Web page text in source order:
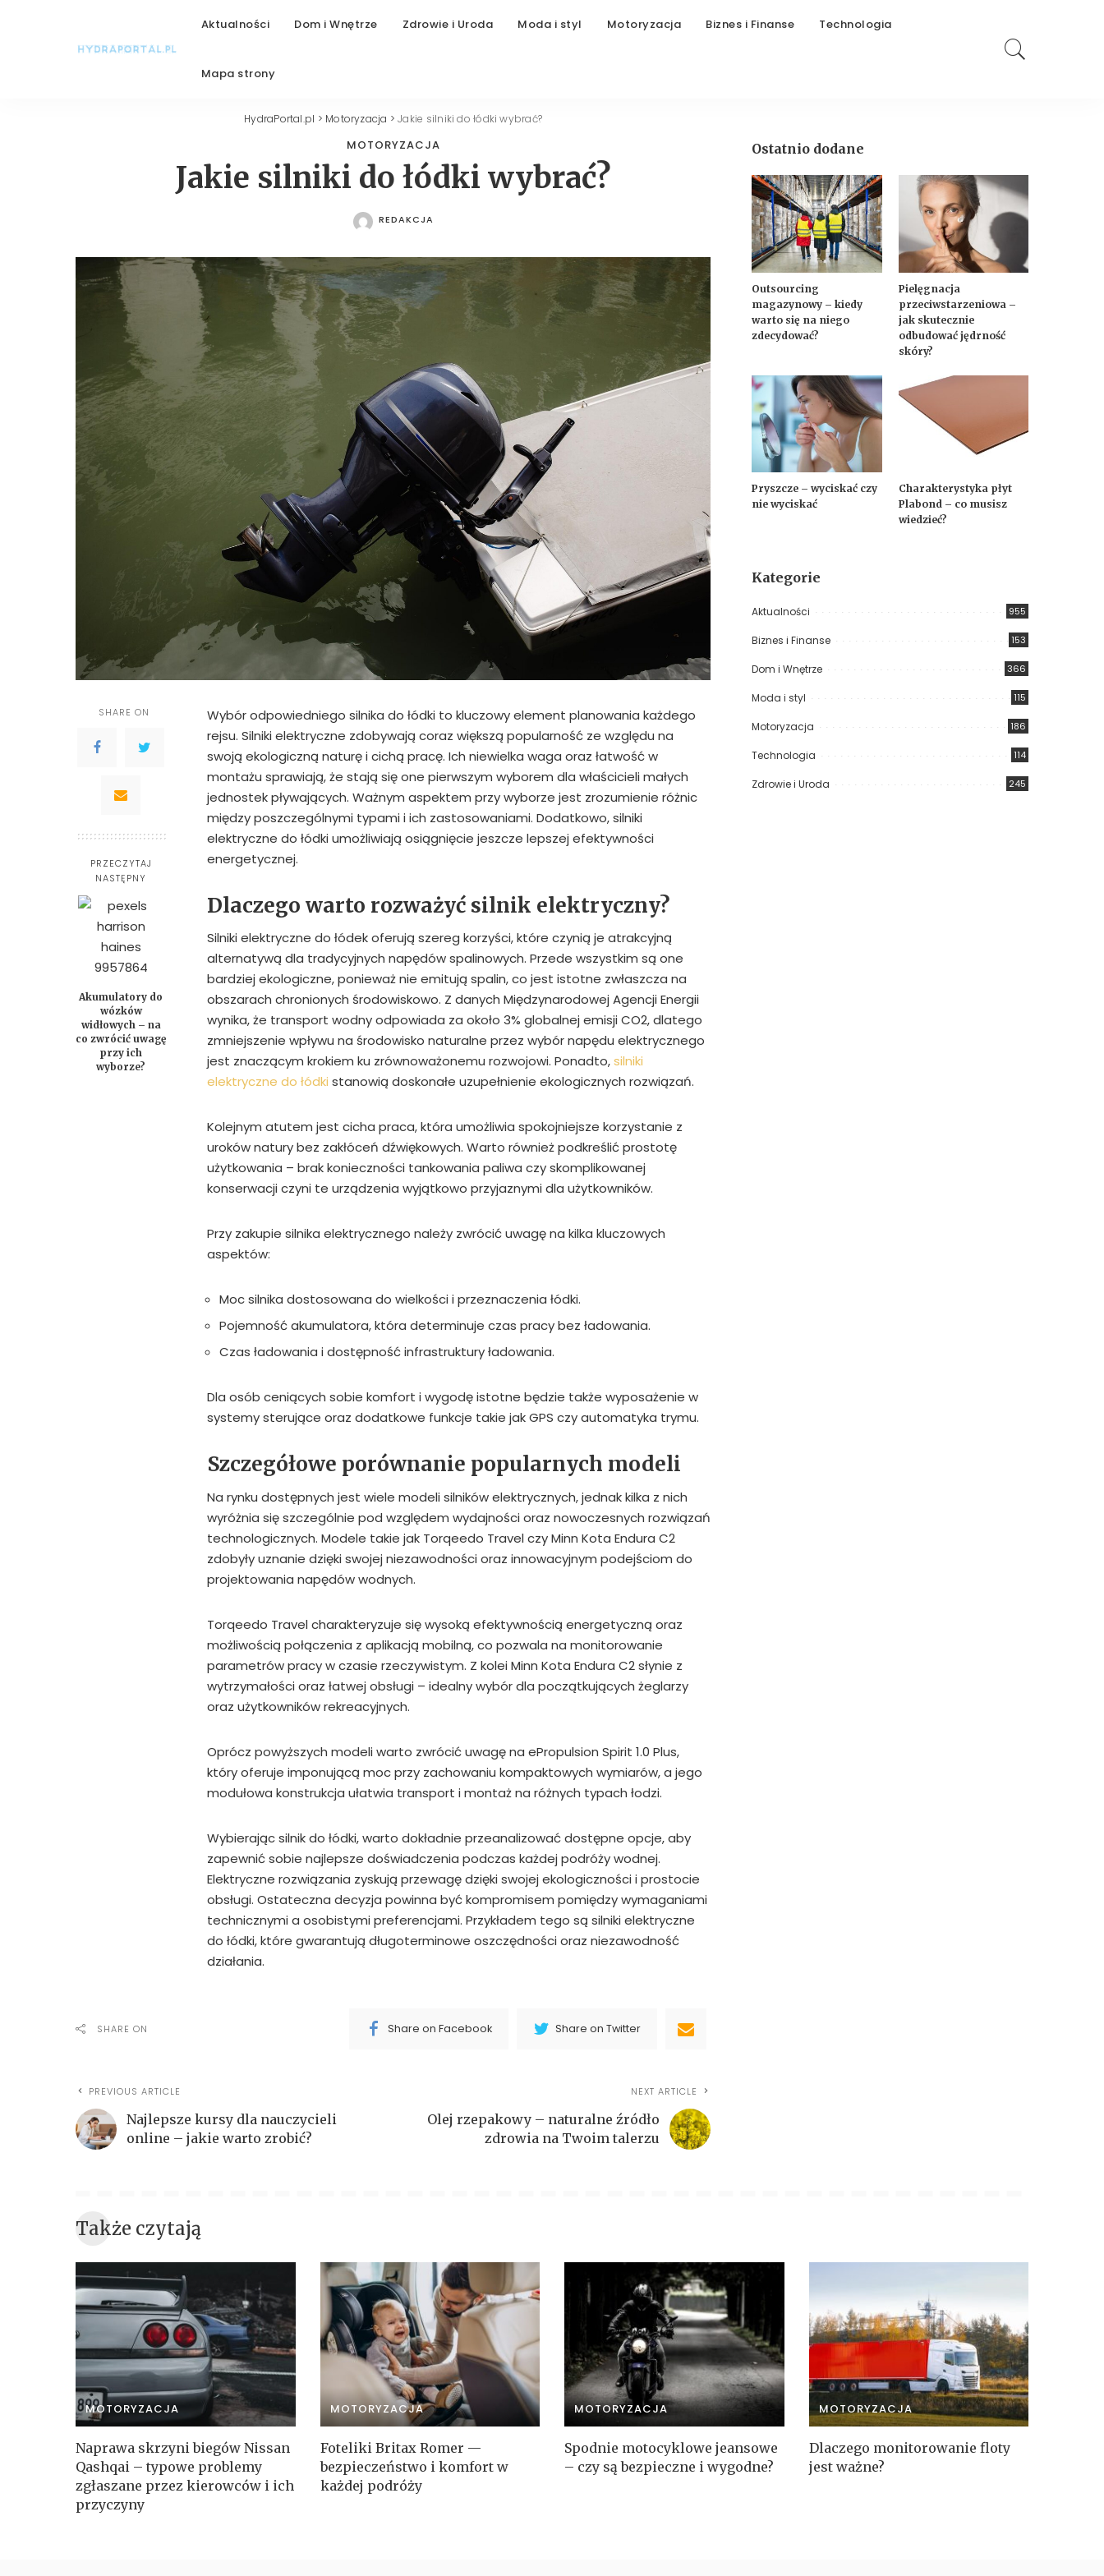
Aktualności Dom i Wnętrze Zdrowie i Uroda Moda i styl Motoryzacja Biznes i Finanse Technologia
Mapa strony
HydraPortal.pl > Motoryzacja >Jakie silniki do łódki wybrać?
MOTORYZACJA
Jakie silniki do łódki wybrać?
POSTED
REDAKCJA
SHARE ON
PRZECZYTAJ
NASTĘPNY
Akumulatory do
wózków
widłowych – na
co zwrócić uwagę
przy ich
wyborze?
Wybór odpowiedniego silnika do łódki to kluczowy element planowania każdego
rejsu. Silniki elektryczne zdobywają coraz większą popularność ze względu na
swoją ekologiczną naturę i cichą pracę. Ich niewielka waga oraz łatwość w
montażu sprawiają, że stają się one pierwszym wyborem dla właścicieli małych
jednostek pływających. Ważnym aspektem przy wyborze jest zrozumienie różnic
między poszczególnymi typami i ich zastosowaniami. Dodatkowo, silniki
elektryczne do łódki umożliwiają osiągnięcie jeszcze lepszej efektywności
energetycznej.
Dlaczego warto rozważyć silnik elektryczny?
Silniki elektryczne do łódek oferują szereg korzyści, które czynią je atrakcyjną
alternatywą dla tradycyjnych napędów spalinowych. Przede wszystkim są one
bardziej ekologiczne, ponieważ nie emitują spalin, co jest istotne zwłaszcza na
obszarach chronionych środowiskowo. Z danych Międzynarodowej Agencji Energii
wynika, że transport wodny odpowiada za około 3% globalnej emisji CO2, dlatego
zmniejszenie wpływu na środowisko naturalne przez wybór napędu elektrycznego
jest znaczącym krokiem ku zrównoważonemu rozwojowi. Ponadto,silniki
elektryczne do łódki stanowią doskonałe uzupełnienie ekologicznych rozwiązań.
Kolejnym atutem jest cicha praca, która umożliwia spokojniejsze korzystanie z
uroków natury bez zakłóceń dźwiękowych. Warto również podkreślić prostotę
użytkowania – brak konieczności tankowania paliwa czy skomplikowanej
konserwacji czyni te urządzenia wyjątkowo przyjaznymi dla użytkowników.
Przy zakupie silnika elektrycznego należy zwrócić uwagę na kilka kluczowych
aspektów:
Moc silnika dostosowana do wielkości i przeznaczenia łódki.
Pojemność akumulatora, która determinuje czas pracy bez ładowania.
Czas ładowania i dostępność infrastruktury ładowania.
Dla osób ceniących sobie komfort i wygodę istotne będzie także wyposażenie w
systemy sterujące oraz dodatkowe funkcje takie jak GPS czy automatyka trymu.
Szczegółowe porównanie popularnych modeli
Na rynku dostępnych jest wiele modeli silników elektrycznych, jednak kilka z nich
wyróżnia się szczególnie pod względem wydajności oraz nowoczesnych rozwiązań
technologicznych. Modele takie jak Torqeedo Travel czy Minn Kota Endura C2
zdobyły uznanie dzięki swojej niezawodności oraz innowacyjnym podejściom do
projektowania napędów wodnych.
Torqeedo Travel charakteryzuje się wysoką efektywnością energetyczną oraz
możliwością połączenia z aplikacją mobilną, co pozwala na monitorowanie
parametrów pracy w czasie rzeczywistym. Z kolei Minn Kota Endura C2 słynie z
wytrzymałości oraz łatwej obsługi – idealny wybór dla początkujących żeglarzy
oraz użytkowników rekreacyjnych.
Oprócz powyższych modeli warto zwrócić uwagę na ePropulsion Spirit 1.0 Plus,
który oferuje imponującą moc przy zachowaniu kompaktowych wymiarów, a jego
modułowa konstrukcja ułatwia transport i montaż na różnych typach łodzi.
Wybierając silnik do łódki, warto dokładnie przeanalizować dostępne opcje, aby
zapewnić sobie najlepsze doświadczenia podczas każdej podróży wodnej.
Elektryczne rozwiązania zyskują przewagę dzięki swojej ekologiczności i prostocie
obsługi. Ostateczna decyzja powinna być kompromisem pomiędzy wymaganiami
technicznymi a osobistymi preferencjami. Przykładem tego są silniki elektryczne
do łódki, które gwarantują długoterminowe oszczędności oraz niezawodność
działania.
SHARE ON Share on Facebook Share on Twitter
PREVIOUS ARTICLE
Najlepsze kursy dla nauczycieli
online – jakie warto zrobić?
NEXT ARTICLE
Olej rzepakowy – naturalne źródło
zdrowia na Twoim talerzu
Ostatnio dodane
Outsourcing
magazynowy – kiedy
warto się na niego
zdecydować?
Pielęgnacja
przeciwstarzeniowa –
jak skutecznie
odbudować jędrność
skóry?
Pryszcze – wyciskać czy
nie wyciskać
Charakterystyka płyt
Plabond – co musisz
wiedzieć?
Kategorie
Aktualności 955
Biznes i Finanse 153
Dom i Wnętrze 366
Moda i styl 115
Motoryzacja 186
Technologia 114
Zdrowie i Uroda 245
Także czytają
MOTORYZACJA
Naprawa skrzyni biegów Nissan
Qashqai – typowe problemy
zgłaszane przez kierowców i ich
przyczyny
MOTORYZACJA
Foteliki Britax Romer —
bezpieczeństwo i komfort w
każdej podróży
MOTORYZACJA
Spodnie motocyklowe jeansowe
– czy są bezpieczne i wygodne?
MOTORYZACJA
Dlaczego monitorowanie floty
jest ważne?